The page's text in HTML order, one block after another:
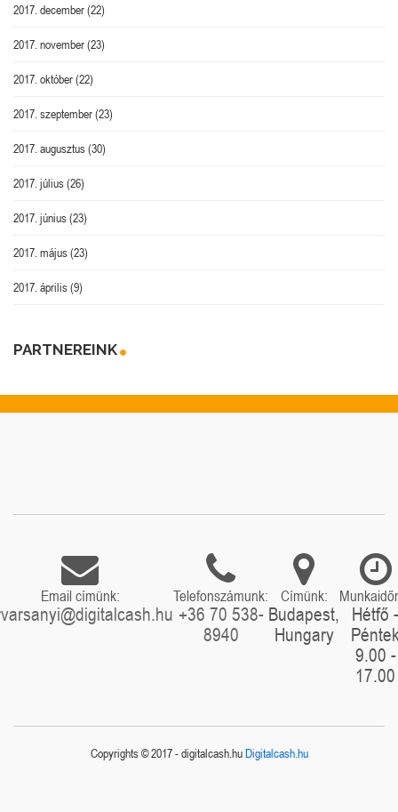
2017. december(22)
2017. november(23)
2017. október(22)
2017. szeptember(23)
2017. augusztus(30)
2017. július(26)
2017. június(23)
2017. május(23)
2017. április(9)
PARTNEREINK
Email címünk: Telefonszámunk:
+36 70 538-
8940
Címünk:
Budapest,
Hungary
Hétfő -
9.00 -
17.00
Copyrights © 2017 - digitalcash.huDigitalcash.hu